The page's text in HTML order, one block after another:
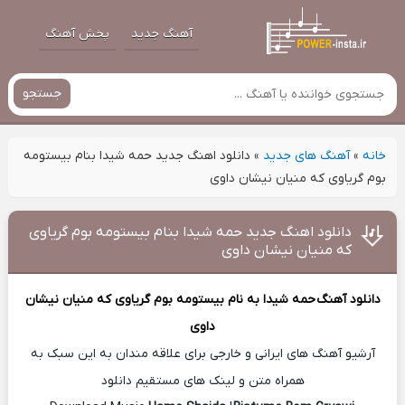
آهنگ جدید پخش آهنگ
جستجو
خانه»آهنگ های جدید » دانلود اهنگ جدید حمه شیدا بنام بیستومە
بوم گریاوی کە منیان نیشان داوی
دانلود اهنگ جدید حمه شیدا بنام بیستومە بوم گریاوی
کە منیان نیشان داوی
دانلود آهنگحمه شیدا به نام بیستومە بوم گریاوی کە منیان نیشان
داوی
آرشیو آهنگ های ایرانی و خارجی برای علاقه مندان به این سبک به
همراه متن و لینک های مستقیم دانلود